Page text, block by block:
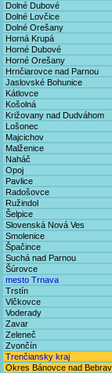
Dolné Dubové
Dolné Lovčice
Dolné Orešany
Horná Krupá
Horné Dubové
Horné Orešany
Hrnčiarovce nad Parnou
Jaslovské Bohunice
Kátlovce
Košolná
Križovany nad Dudváhom
Lošonec
Majcichov
Malženice
Naháč
Opoj
Pavlice
Radošovce
Ružindol
Šelpice
Slovenská Nová Ves
Smolenice
Špačince
Suchá nad Parnou
Šúrovce
mesto Trnava
Trstín
Vlčkovce
Voderady
Zavar
Zeleneč
Zvončín
Trenčiansky kraj
Okres Bánovce nad